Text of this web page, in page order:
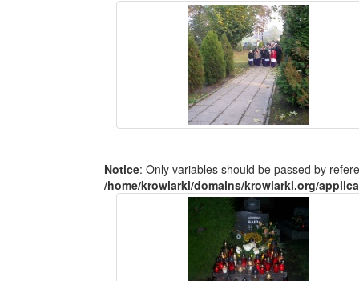
Notice: Only variables should be passed by
/home/krowiarki/domains/krowiarki.org/